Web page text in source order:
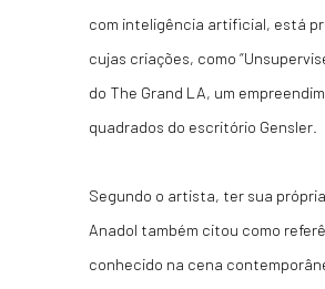
com inteligência artificial, está
cujas criações, como
do The Grand LA, um
quadrados do escritório Gensler.
Segundo o artista, ter sua
Anadol também citou como
conhecido na cena